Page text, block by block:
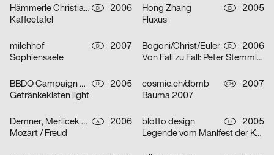
Hämmerle Christiane, blotto design D
2006
Kaffeetafel
Hong Zhang D
2005
Fluxus
milchhof D
2007
Sophiensaele
Bogoni/Christ/Euler D
2006
Von Fall zu Fall: Peter Stemmler
BBDO Campaign GmbH Düsseldorf D
2005
Getränkekisten light
cosmic.ch/dbmb CH
2007
Bauma 2007
Demner, Merlicek & Bergmann A
2006
Mozart / Freud
blotto design D
2005
Legende vom Manifest der Kommunistischen Partei